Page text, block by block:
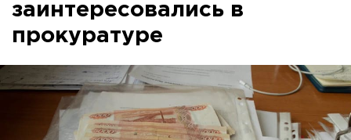
заинтересовались в
прокуратуре